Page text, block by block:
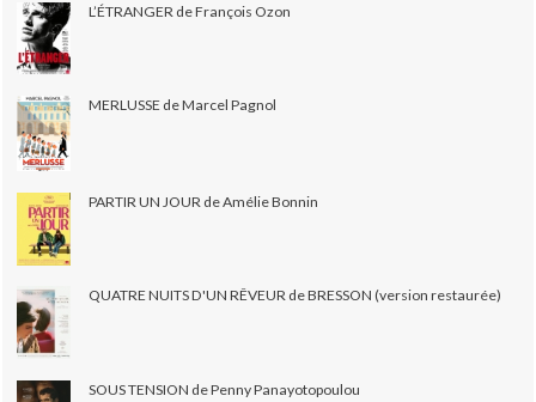
L’ÉTRANGER de François Ozon
MERLUSSE de Marcel Pagnol
PARTIR UN JOUR de Amélie Bonnin
QUATRE NUITS D'UN RÊVEUR de BRESSON (version restaurée)
SOUS TENSION de Penny Panayotopoulou